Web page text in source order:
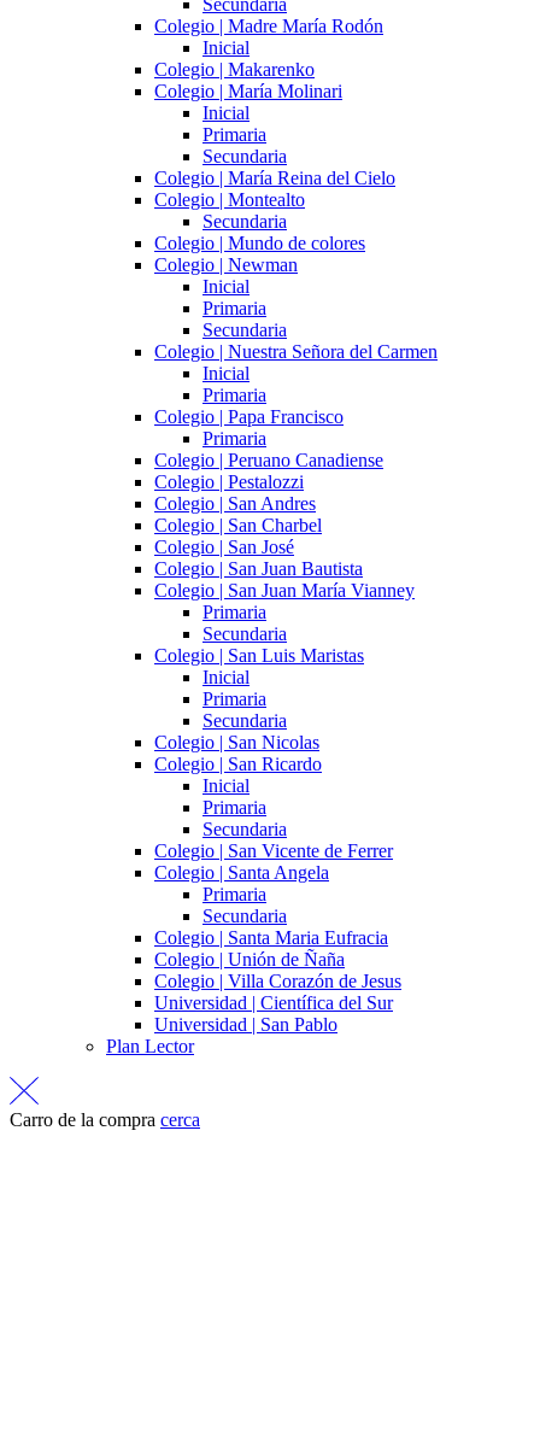
Secundaria
Colegio | Madre María Rodón
Inicial
Colegio | Makarenko
Colegio | María Molinari
Inicial
Primaria
Secundaria
Colegio | María Reina del Cielo
Colegio | Montealto
Secundaria
Colegio | Mundo de colores
Colegio | Newman
Inicial
Primaria
Secundaria
Colegio | Nuestra Señora del Carmen
Inicial
Primaria
Colegio | Papa Francisco
Primaria
Colegio | Peruano Canadiense
Colegio | Pestalozzi
Colegio | San Andres
Colegio | San Charbel
Colegio | San José
Colegio | San Juan Bautista
Colegio | San Juan María Vianney
Primaria
Secundaria
Colegio | San Luis Maristas
Inicial
Primaria
Secundaria
Colegio | San Nicolas
Colegio | San Ricardo
Inicial
Primaria
Secundaria
Colegio | San Vicente de Ferrer
Colegio | Santa Angela
Primaria
Secundaria
Colegio | Santa Maria Eufracia
Colegio | Unión de Ñaña
Colegio | Villa Corazón de Jesus
Universidad | Científica del Sur
Universidad | San Pablo
Plan Lector
Carro de la compra cerca